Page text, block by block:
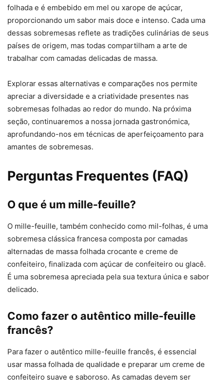
folhada e é embebido em mel ou xarope de açúcar,
proporcionando um sabor mais doce e intenso. Cada uma
dessas sobremesas reflete as tradições culinárias de seus
países de origem, mas todas compartilham a arte de
trabalhar com camadas delicadas de massa.
Explorar essas alternativas e comparações nos permite
apreciar a diversidade e a criatividade presentes nas
sobremesas folhadas ao redor do mundo. Na próxima
seção, continuaremos a nossa jornada gastronómica,
aprofundando-nos em técnicas de aperfeiçoamento para
amantes de sobremesas.
Perguntas Frequentes (FAQ)
O que é um mille-feuille?
O mille-feuille, também conhecido como mil-folhas, é uma
sobremesa clássica francesa composta por camadas
alternadas de massa folhada crocante e creme de
confeiteiro, finalizada com açúcar de confeiteiro ou glacê.
É uma sobremesa apreciada pela sua textura única e sabor
delicado.
Como fazer o autêntico mille-feuille
francês?
Para fazer o autêntico mille-feuille francês, é essencial
usar massa folhada de qualidade e preparar um creme de
confeiteiro suave e saboroso. As camadas devem ser